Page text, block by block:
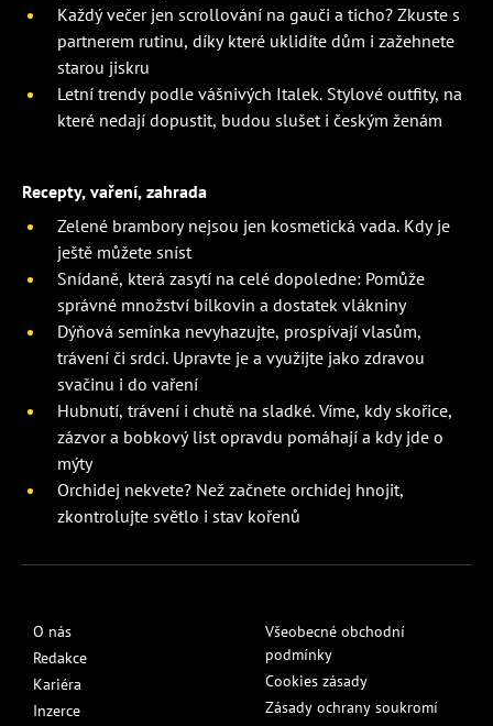
Každý večer jen scrollování na gauči a ticho? Zkuste s
partnerem rutinu, díky které uklidíte dům i zažehnete
starou jiskru
Letní trendy podle vášnivých Italek. Stylové outfity, na
které nedají dopustit, budou slušet i českým ženám
Recepty, vaření, zahrada
Zelené brambory nejsou jen kosmetická vada. Kdy je
ještě můžete sníst
Snídaně, která zasytí na celé dopoledne: Pomůže
správné množství bílkovin a dostatek vlákniny
Dýňová semínka nevyhazujte, prospívají vlasům,
trávení či srdci. Upravte je a využijte jako zdravou
svačinu i do vaření
Hubnutí, trávení i chutě na sladké. Víme, kdy skořice,
zázvor a bobkový list opravdu pomáhají a kdy jde o
mýty
Orchidej nekvete? Než začnete orchidej hnojit,
zkontrolujte světlo i stav kořenů
O nás
Redakce
Kariéra
Inzerce
Všeobecné obchodní
podmínky
Cookies zásady
Zásady ochrany soukromí